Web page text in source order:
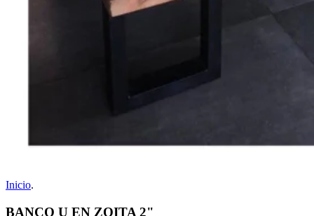
Inicio.
BANCO U EN ZOITA 2"